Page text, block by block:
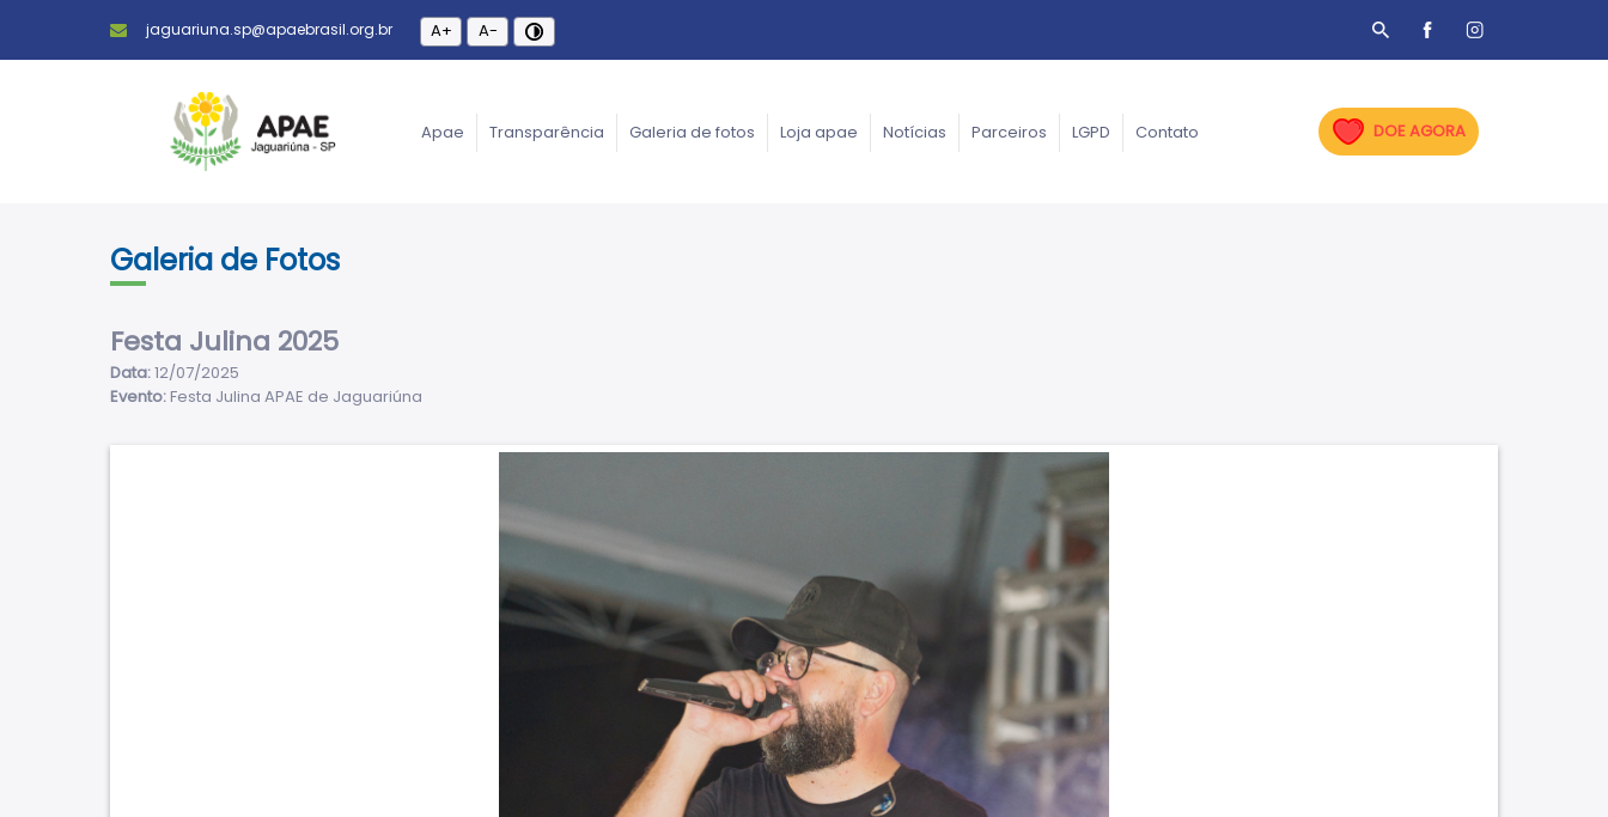
jaguariuna.sp@apaebrasil.org.br A+ A-
Apae Transparência Galeria de fotos Loja apae Notícias Parceiros LGPD Contato DOE AGORA
Galeria de Fotos
Festa Julina 2025
Data:12/07/2025
Evento: Festa Julina APAE de Jaguariúna